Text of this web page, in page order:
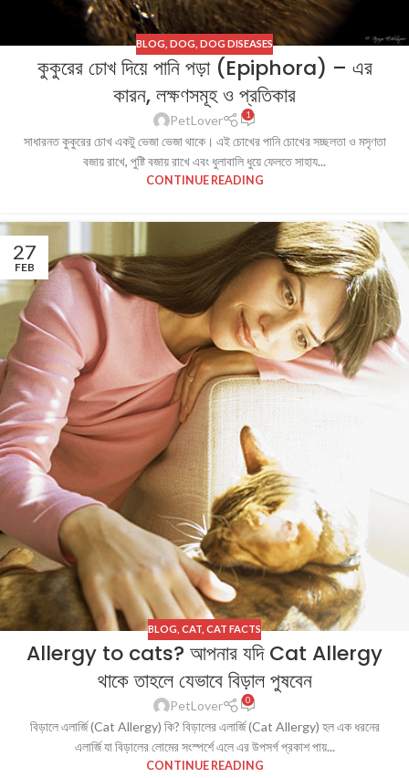
BLOG DOG DOG DISEASES
কুকুরের চোখ দিয়ে পানি পড়া (Epiphora) – এর
কারন, লক্ষণসমূহ ও প্রতিকার
PetLover 1
সাধারনত কুকুরের চোখ একটু ভেজা ভেজা থাকে। এই চোখের পানি চোখের সচ্ছলতা ও মসৃণতা
বজায় রাখে, পুষ্টি বজায় রাখে এবং ধুলাবালি ধুয়ে ফেলতে সাহায...
CONTINUE READING
27
FEB
BLOG CAT CAT FACTS
Allergy to cats? আপনার যদি Cat Allergy
থাকে তাহলে যেভাবে বিড়াল পুষবেন
PetLover 0
বিড়ালে এলার্জি (Cat Allergy) কি? বিড়ালের এলার্জি (Cat Allergy) হল এক ধরনের
এলার্জি যা বিড়ালের লোমের সংস্পর্শে এলে এর উপসর্গ প্রকাশ পায়...
CONTINUE READING